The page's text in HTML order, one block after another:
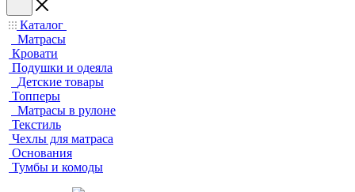
Каталог
Матрасы
Кровати
Подушки и одеяла
Детские товары
Топперы
Матрасы в рулоне
Текстиль
Чехлы для матраса
Основания
Тумбы и комоды